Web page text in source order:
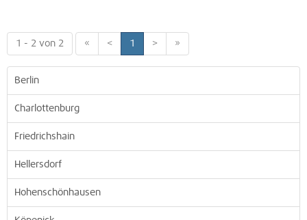
1 - 2 von 2 « < 1 > »
Berlin
Charlottenburg
Friedrichshain
Hellersdorf
Hohenschönhausen